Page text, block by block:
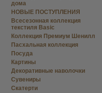
дома
НОВЫЕ ПОСТУПЛЕНИЯ
Всесезонная коллекция
текстиля Basic
Коллекция Премиум Шенилл
Пасхальная коллекция
Посуда
Картины
Декоративные наволочки
Сувениры
Скатерти